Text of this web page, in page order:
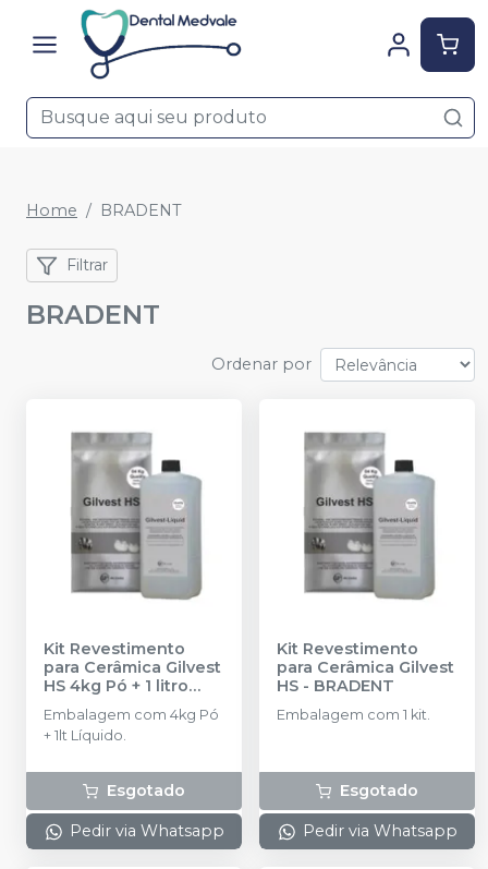
Home BRADENT
Filtrar
BRADENT
Ordenar por
Kit Revestimento
para Cerâmica Gilvest
HS 4kg Pó + 1 litro
Líquido
BRADENT
Embalagem com 4kg Pó
+ 1lt Líquido.
Esgotado
Pedir via Whatsapp
Kit Revestimento
para Cerâmica Gilvest
HS - BRADENT
Embalagem com 1 kit.
Esgotado
Pedir via Whatsapp